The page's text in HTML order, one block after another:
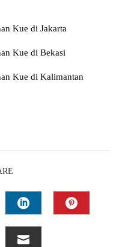
Kue di Jakarta
Kue di Bekasi
Kue di Kalimantan
LINKEDIN